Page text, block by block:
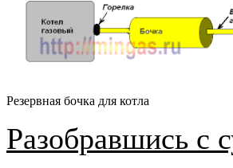
Резервная бочка для котла
Разобравшись с